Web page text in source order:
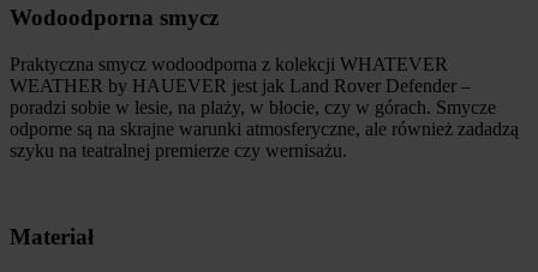
Wodoodporna smycz
Praktyczna smycz wodoodporna z kolekcji WHATEVER
WEATHER by HAUEVER jest jak Land Rover Defender –
poradzi sobie w lesie, na plaży, w błocie, czy w górach. Smycze
odporne są na skrajne warunki atmosferyczne, ale również zadadzą
szyku na teatralnej premierze czy wernisażu.
Materiał